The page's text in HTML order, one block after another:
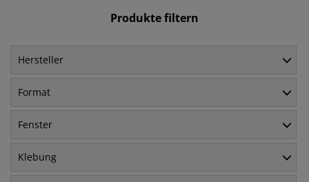
Produkte filtern
Hersteller
Format
Fenster
Klebung